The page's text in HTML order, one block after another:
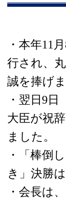
・本年11
行され、
誠を捧げま
・翌日9
大臣が祝
ました。
・「棒倒
き」決勝
・会長は